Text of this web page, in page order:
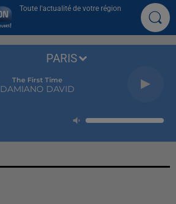
Toute l'actualité de votre région
The First Time
DAMIANO DAVID
PARIS